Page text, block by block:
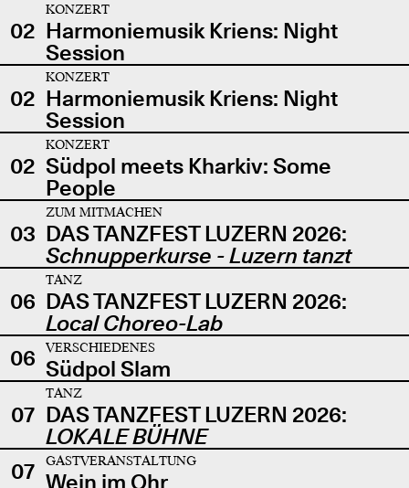
02
KONZERT
Harmoniemusik Kriens: Night
Session
02
KONZERT
Harmoniemusik Kriens: Night
Session
02
KONZERT
Südpol meets Kharkiv: Some
People
03
ZUM MITMACHEN
DAS TANZFEST LUZERN 2026:
Schnupperkurse - Luzern tanzt
06
TANZ
DAS TANZFEST LUZERN 2026:
Local Choreo-Lab
06
VERSCHIEDENES
Südpol Slam
07
TANZ
DAS TANZFEST LUZERN 2026:
LOKALE BÜHNE
07
GASTVERANSTALTUNG
Wein im Ohr